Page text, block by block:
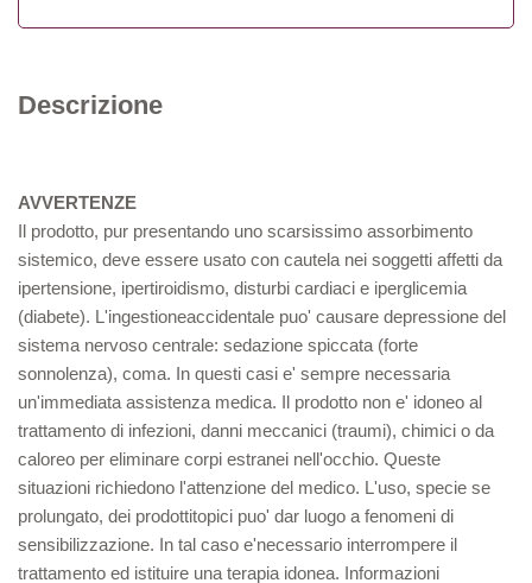
Descrizione
AVVERTENZE
Il prodotto, pur presentando uno scarsissimo assorbimento
sistemico, deve essere usato con cautela nei soggetti affetti da
ipertensione, ipertiroidismo, disturbi cardiaci e iperglicemia
(diabete). L'ingestioneaccidentale puo' causare depressione del
sistema nervoso centrale: sedazione spiccata (forte
sonnolenza), coma. In questi casi e' sempre necessaria
un'immediata assistenza medica. Il prodotto non e' idoneo al
trattamento di infezioni, danni meccanici (traumi), chimici o da
caloreo per eliminare corpi estranei nell'occhio. Queste
situazioni richiedono l'attenzione del medico. L'uso, specie se
prolungato, dei prodottitopici puo' dar luogo a fenomeni di
sensibilizzazione. In tal caso e'necessario interrompere il
trattamento ed istituire una terapia idonea. Informazioni